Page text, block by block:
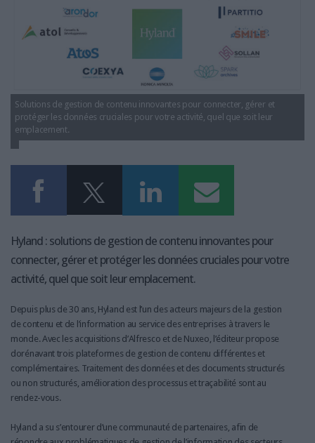
LES BASES DE DONNÉES
LES LIVRES BLANCS
LES SUPPLÉMENTS
Solutions de gestion de contenu innovantes pour connecter, gérer et
protéger les données cruciales pour votre activité, quel que soit leur
emplacement.
Hyland : solutions de gestion de contenu innovantes pour
connecter, gérer et protéger les données cruciales pour votre
activité, quel que soit leur emplacement.
Depuis plus de 30 ans, Hyland est l’un des acteurs majeurs de la gestion
de contenu et de l’information au service des entreprises à travers le
monde. Avec les acquisitions d’Alfresco et de Nuxeo, l’éditeur propose
dorénavant trois plateformes de gestion de contenu différentes et
complémentaires. Traitement des données et des documents structurés
ou non structurés, amélioration des processus et traçabilité sont au
rendez-vous.
Hyland a su s’entourer d’une communauté de partenaires, afin de